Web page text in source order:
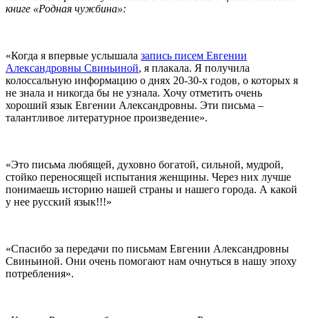
книге «Родная чужбина»:
«Когда я впервые услышала запись писем Евгении
Александровны Свиньиной, я плакала. Я получила
колоссальную информацию о днях 20-30-х годов, о которых я
не знала и никогда бы не узнала. Хочу отметить очень
хороший язык Евгении Александровны. Эти письма –
талантливое литературное произведение».
«Это письма любящей, духовно богатой, сильной, мудрой,
стойко переносящей испытания женщины. Через них лучше
понимаешь историю нашей страны и нашего города. А какой
у нее русский язык!!!»
«Спасибо за передачи по письмам Евгении Александровны
Свиньиной. Они очень помогают нам очнуться в нашу эпоху
потребления».